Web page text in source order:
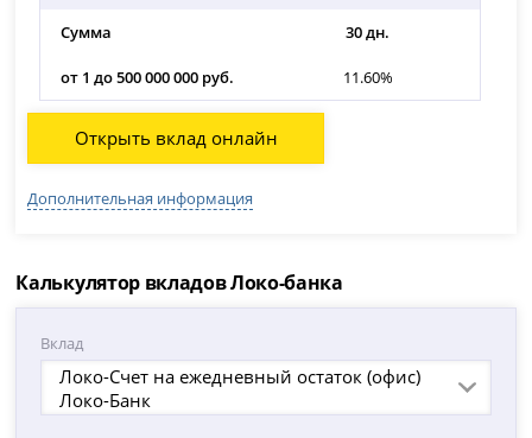
Сумма 30 дн.
от 1 до 500 000 000 руб. 11.60%
Открыть вклад онлайн
Дополнительная информация
Калькулятор вкладов Локо-банка
Вклад
Локо-Счет на ежедневный остаток (офис)
Локо-Банк